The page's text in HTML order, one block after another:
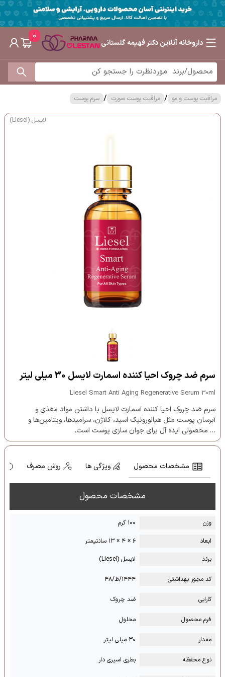
داروخانه آنلاین دکتر فهیمه گلستانی
0
مراقبت پوست و مو / مراقبت پوست صورت / سرم پوست
لایسل (Liesel)
سرم ضد چروک احیا کننده اسمارت لایسل 30 میلی لیتر
Liesel Smart Anti Aging Regenerative Serum 30ml
سرم ضد چروک احیا کننده اسمارت لایسل با داشتن مواد مغذی و
آبرسان پوست مثل هیالورونیک اسید، کلاژن، سرامیدها، ویتامین‌ها و
… محصولی ایده آل برای جوان سازی پوست است.
مشخصات محصول ویژگی ها روش مصرف
مشخصات محصول
وزن
۱۰۰ گرم
ابعاد
۶ × ۴ × ۱۳ سانتیمتر
برند
لایسل (Liesel)
کد مجوز بهداشتی ۱۴۴۴/ظ/۴۸
کارایی ضد چروک
فرم محصول محلول
مقدار ۳۰ میلی لیتر
نوع محفظه بطری اسپری دار